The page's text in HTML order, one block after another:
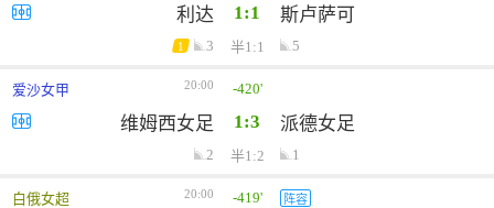
利达 1:1 斯卢萨可
1 3 半1:1 5
爱沙女甲 20:00 -420'
维姆西女足 1:3 派德女足
2 半1:2 1
白俄女超 20:00 -419' 阵容